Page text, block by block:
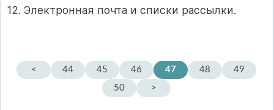
12. Электронная почта и списки рассылки.
< 44 45 46 47 48
49
50
>